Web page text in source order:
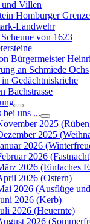
und Villen
Homburger Grenze
Landwehr
von 1623
Bürgermeister
an Schmiede Ochs
Gedächtniskriche
Bachstrasse
bei uns ...
2025
2025
2026
2026
2026 (Einfaches
2026 (Ostern)
2026 (Ausflüge
2026 (Kerb)
2026 (Heuernte)
2026